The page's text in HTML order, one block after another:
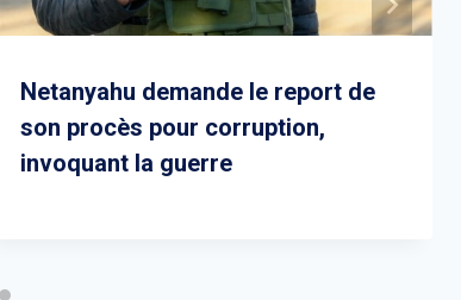
Netanyahu demande le report de
son procès pour corruption,
invoquant la guerre